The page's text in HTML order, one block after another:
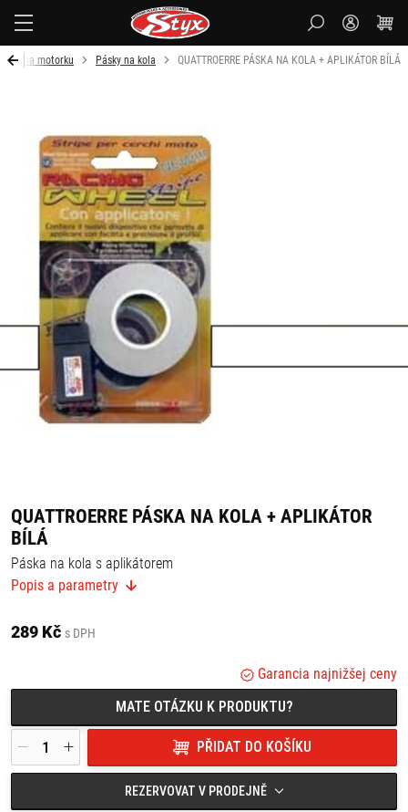
na motorku Pásky na kola QUATTROERRE PÁSKA NA KOLA + APLIKÁTOR BÍLÁ
QUATTROERRE PÁSKA NA KOLA + APLIKÁTOR
BÍLÁ
Páska na kola s aplikátorem
Jednoduchá montáž pomocí aplikátoru.
pohledu na motocykl.
Popis a parametry
289 Kč s DPH
Garancia najnižšej ceny
MATE OTÁZKU K PRODUKTU?
PŘIDAT DO KOŠÍKU
REZERVOVAT V PRODEJNĚ